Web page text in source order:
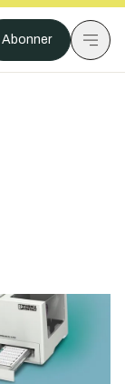
Abonner